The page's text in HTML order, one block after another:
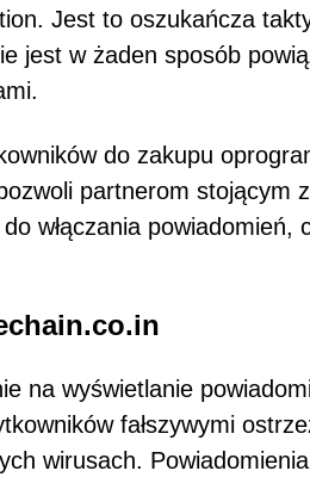
Jest to oszukańcza
jest w żaden sposób
do zakupu
partnerom stojącym
włączania powiadomień,
na wyświetlanie
fałszywymi
wirusach.